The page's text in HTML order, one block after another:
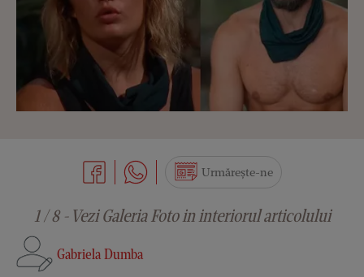
Gabriela Dumba
Urmărește-ne
1 / 8 - Vezi Galeria Foto in interiorul articolului